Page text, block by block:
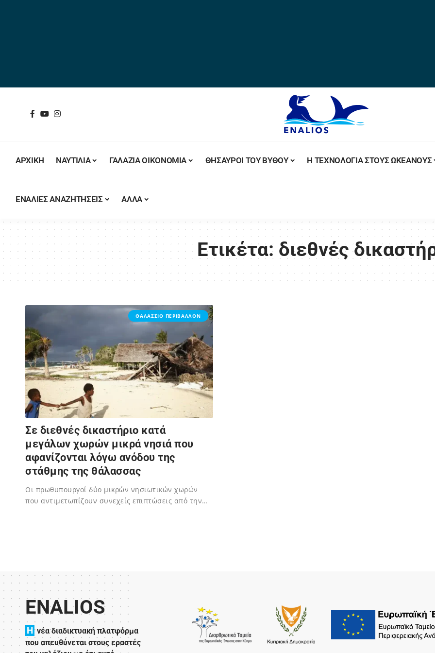
ΑΡΧΙΚΗ ΝΑΥΤΙΛΙΑ ΓΑΛΑΖΙΑ ΟΙΚΟΝΟΜΙΑ ΘΗΣΑΥΡΟΙ ΤΟΥ ΒΥΘΟΥ Η ΤΕΧΝΟΛΟΓΙΑ ΣΤΟΥΣ ΩΚΕΑΝΟΥΣ
ΕΝΑΛΙΕΣ ΑΝΑΖΗΤΗΣΕΙΣ ΑΛΛΑ
Ετικέτα: διεθνές
ΘΑΛΑΣΣΙΟ ΠΕΡΙΒΑΛΛΟΝ
Σε διεθνές δικαστήριο κατά
μεγάλων χωρών μικρά νησιά που
αφανίζονται λόγω ανόδου της
στάθμης της θάλασσας
Οι πρωθυπουργοί δύο μικρών νησιωτικών χωρών
που αντιμετωπίζουν συνεχείς επιπτώσεις από την…
ENALIOS
H νέα διαδικτυακή πλατφόρμα
που απευθύνεται στους εραστές